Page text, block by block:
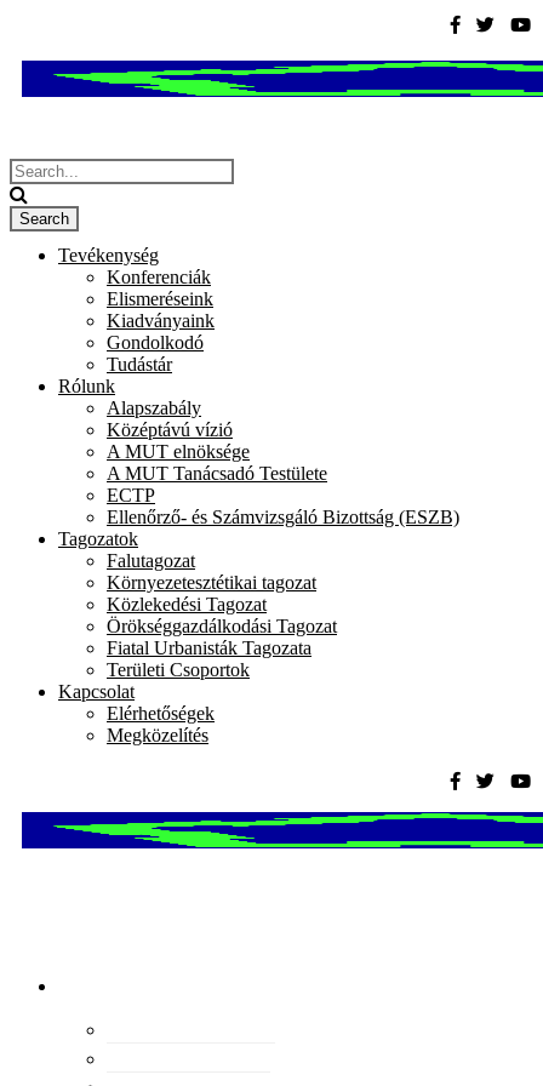
Tevékenység
Konferenciák
Elismeréseink
Kiadványaink
Gondolkodó
Tudástár
Rólunk
Alapszabály
Középtávú vízió
A MUT elnöksége
A MUT Tanácsadó Testülete
ECTP
Ellenőrző- és Számvizsgáló Bizottság (ESZB)
Tagozatok
Falutagozat
Környezetesztétikai tagozat
Közlekedési Tagozat
Örökséggazdálkodási Tagozat
Fiatal Urbanisták Tagozata
Területi Csoportok
Kapcsolat
Elérhetőségek
Megközelítés